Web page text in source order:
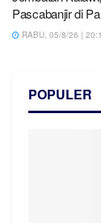
Pascabanjir di
RABU, 05/8/26 |
POPULER